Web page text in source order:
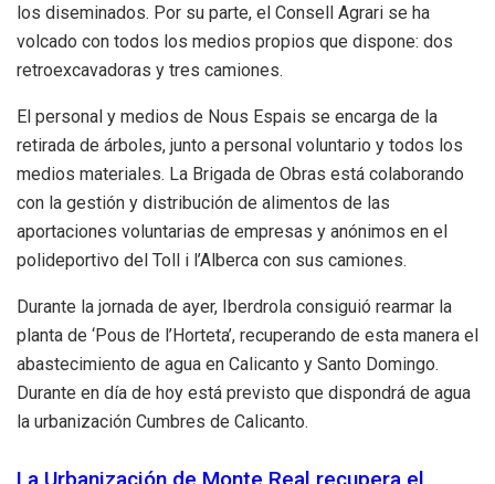
los diseminados. Por su parte, el Consell Agrari se ha
volcado con todos los medios propios que dispone: dos
retroexcavadoras y tres camiones.
El personal y medios de Nous Espais se encarga de la
retirada de árboles, junto a personal voluntario y todos los
medios materiales. La Brigada de Obras está colaborando
con la gestión y distribución de alimentos de las
aportaciones voluntarias de empresas y anónimos en el
polideportivo del Toll i l’Alberca con sus camiones.
Durante la jornada de ayer, Iberdrola consiguió rearmar la
planta de ‘Pous de l’Horteta’, recuperando de esta manera el
abastecimiento de agua en Calicanto y Santo Domingo.
Durante en día de hoy está previsto que dispondrá de agua
la urbanización Cumbres de Calicanto.